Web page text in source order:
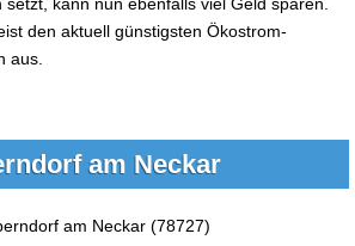
den aktuell günstigsten Ökostrom-
aus.
am Neckar